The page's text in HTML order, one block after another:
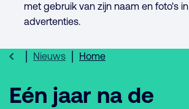
met gebruik van zijn naam en foto's in
advertenties.
Home
Nieuws
Eén jaar na de